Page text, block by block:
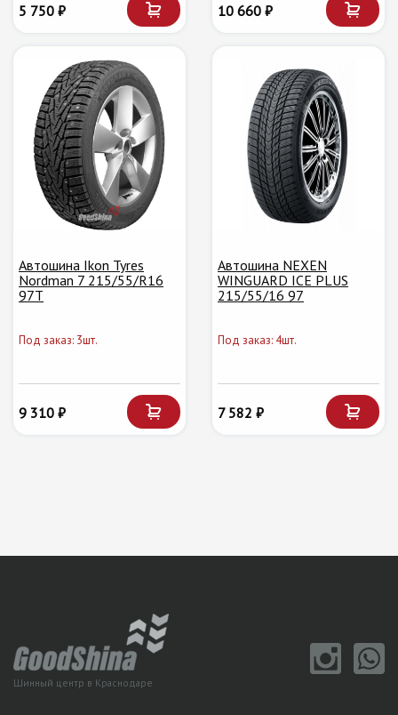
5 750 ₽ 10 660 ₽
Автошина Ikon Tyres
Nordman 7 215/55/R16
97T
Под заказ: 3шт.
9 310 ₽
Автошина NEXEN
WINGUARD ICE PLUS
215/55/16 97
Под заказ: 4шт.
7 582 ₽
Шинный центр в Краснодаре